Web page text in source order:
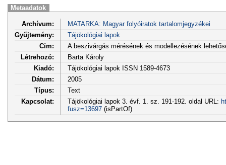
Metaadatok
Archívum:
MATARKA: Magyar folyóiratok tartalomjegyzékei
Gyűjtemény:
Tájökológiai lapok
Cím:
A beszivárgás mérésének és modellezésének
Létrehozó:
Barta Károly
Kiadó:
Tájökológiai lapok ISSN 1589-4673
Dátum:
2005
Típus:
Text
Kapcsolat:
Tájökológiai lapok 3. évf. 1. sz. 191-192. oldal URL:
fusz=13697(isPartOf)